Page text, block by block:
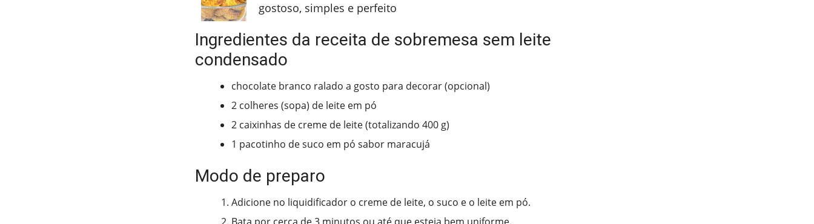
gostoso, simples e perfeito
Ingredientes da receita de sobremesa sem leite
condensado
chocolate branco ralado a gosto para decorar (opcional)
2 colheres (sopa) de leite em pó
2 caixinhas de creme de leite (totalizando 400 g)
1 pacotinho de suco em pó sabor maracujá
Modo de preparo
Adicione no liquidificador o creme de leite, o suco e o leite em pó.